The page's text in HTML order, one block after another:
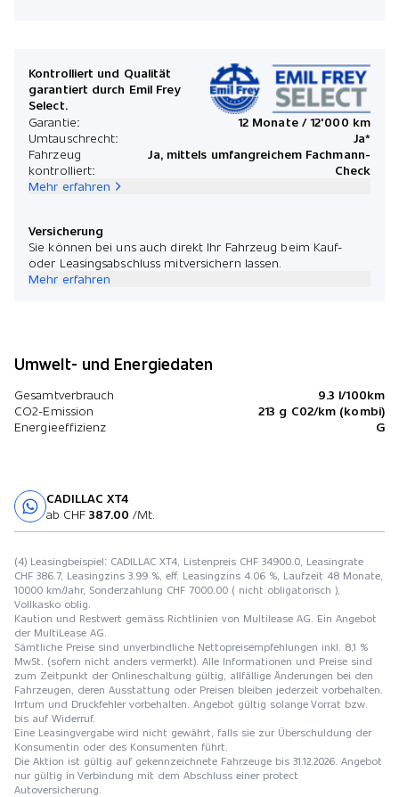
Kontrolliert und Qualität
garantiert durch Emil Frey
Select.
Garantie:
12 Monate / 12'000 km
Umtauschrecht:
Ja*
Fahrzeug
kontrolliert:
Ja, mittels umfangreichem Fachmann-
Check
Mehr erfahren
Versicherung
Sie können bei uns auch direkt Ihr Fahrzeug beim Kauf-
oder Leasingsabschluss mitversichern lassen.
Mehr erfahren
Umwelt- und Energiedaten
Gesamtverbrauch
9.3 l/100km
CO2-Emission
213 g C02/km (kombi)
Energieeffizienz
G
CADILLAC XT4
ab CHF 387.00 /Mt.
(4) Leasingbeispiel: CADILLAC XT4, Listenpreis CHF 34900.0, Leasingrate
CHF 386.7, Leasingzins 3.99 %, eff. Leasingzins 4.06 %, Laufzeit 48 Monate,
10000 km/Jahr, Sonderzahlung CHF 7000.00 ( nicht obligatorisch ),
Vollkasko oblig.
Kaution und Restwert gemäss Richtlinien von Multilease AG. Ein Angebot
der MultiLease AG.
Sämtliche Preise sind unverbindliche Nettopreisempfehlungen inkl. 8,1 %
MwSt. (sofern nicht anders vermerkt). Alle Informationen und Preise sind
zum Zeitpunkt der Onlineschaltung gültig, allfällige Änderungen bei den
Fahrzeugen, deren Ausstattung oder Preisen bleiben jederzeit vorbehalten.
Irrtum und Druckfehler vorbehalten. Angebot gültig solange Vorrat bzw.
bis auf Widerruf.
Eine Leasingvergabe wird nicht gewährt, falls sie zur Überschuldung der
Konsumentin oder des Konsumenten führt.
Die Aktion ist gültig auf gekennzeichnete Fahrzeuge bis 31.12.2026. Angebot
nur gültig in Verbindung mit dem Abschluss einer protect
Autoversicherung.